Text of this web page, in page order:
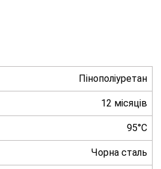
Пінополіуретан
12 місяців
95°C
Чорна сталь